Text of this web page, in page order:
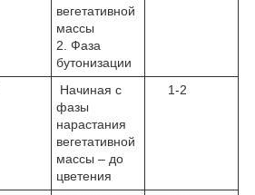
вегетативной
массы
2. Фаза
бутонизации
Начиная с
фазы
нарастания
вегетативной
массы – до
цветения
1-2